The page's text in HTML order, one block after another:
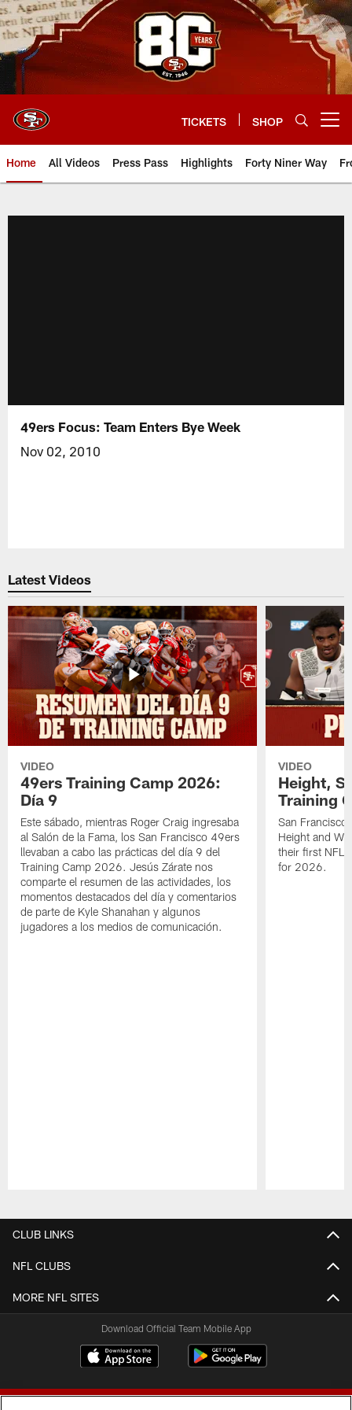
Skip
to
main
content
TICKETS SHOP
Home All Videos Press Pass Highlights Forty Niner Way
49ers Focus: Team Enters Bye Week
Nov 02, 2010
Latest Videos
VIDEO
49ers Training Camp 2026:
Día 9
Este sábado, mientras Roger Craig ingresaba
al Salón de la Fama, los San Francisco 49ers
llevaban a cabo las prácticas del día 9 del
Training Camp 2026. Jesús Zárate nos
comparte el resumen de las actividades, los
momentos destacados del día y comentarios
de parte de Kyle Shanahan y algunos
jugadores a los medios de comunicación.
VIDEO
Height,
Training
San Francisco
Height and
their first NFL
for 2026.
CLUB LINKS
NFL CLUBS
MORE NFL SITES
Download Official Team Mobile App